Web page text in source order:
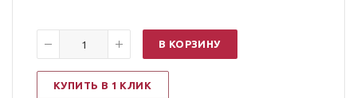
В КОРЗИНУ
КУПИТЬ В 1 КЛИК